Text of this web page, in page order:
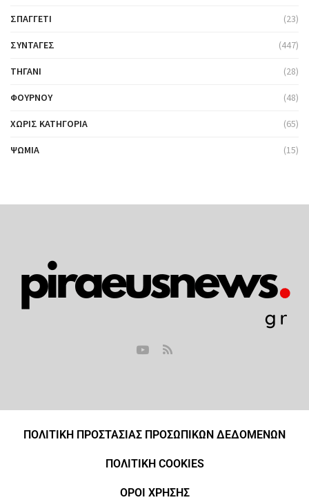
ΣΠΑΓΓΈΤΙ (23)
ΣΥΝΤΑΓΈΣ (447)
ΤΗΓΆΝΙ (28)
ΦΟΎΡΝΟΥ (48)
ΧΩΡΊΣ ΚΑΤΗΓΟΡΊΑ (65)
ΨΩΜΙΆ (15)
ΠΟΛΙΤΙΚΗ ΠΡΟΣΤΑΣΙΑΣ ΠΡΟΣΩΠΙΚΩΝ ΔΕΔΟΜΕΝΩΝ
ΠΟΛΙΤΙΚΗ COOKIES
ΟΡΟΙ ΧΡΗΣΗΣ